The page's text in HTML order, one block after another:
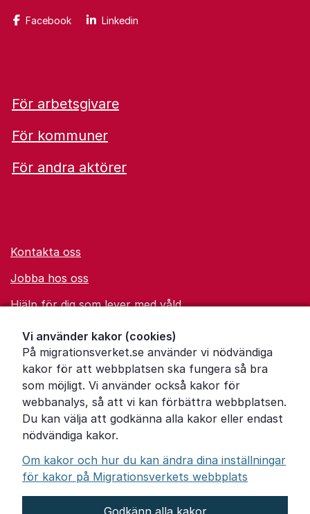
Vi använder kakor (cookies)
På migrationsverket.se använder vi nödvändiga
kakor för att webbplatsen ska fungera så bra
som möjligt. Vi använder också kakor för
webbanalys, så att vi kan förbättra webbplatsen.
Du kan välja att godkänna alla kakor eller endast
nödvändiga kakor.
Om kakor och hur du kan ändra dina inställningar
för kakor på Migrationsverkets webbplats
Godkänn alla kakor
Facebook Linkedin
För arbetsgivare
För kommuner
För andra aktörer
Kontakta oss
Jobba hos oss
Hjälp för dig som lever med våld
Ordförklaringar
Om Migrationsverket
Pressrum
Tillgänglighetsredogörelse
Other languages